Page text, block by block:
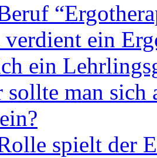
ein
ein
sollte man sich
spielt der